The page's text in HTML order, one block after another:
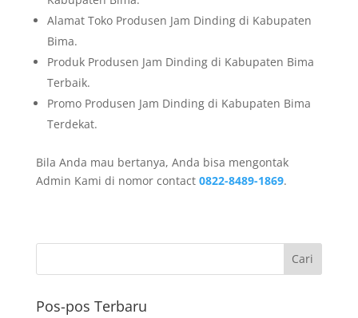
Alamat Toko Produsen Jam Dinding di Kabupaten
Bima.
Produk Produsen Jam Dinding di Kabupaten Bima
Terbaik.
Promo Produsen Jam Dinding di Kabupaten Bima
Terdekat.
Bila Anda mau bertanya, Anda bisa mengontak
Admin Kami di nomor contact 0822-8489-1869.
Pos-pos Terbaru